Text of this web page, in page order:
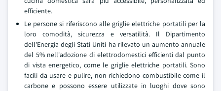
efficiente.
Le persone si riferiscono alle griglie elettriche portatili per la
loro comodità, sicurezza e versatilità. Il Dipartimento
dell'Energia degli Stati Uniti ha rilevato un aumento annuale
del 5% nell'adozione di elettrodomestici efficienti dal punto
di vista energetico, come le griglie elettriche portatili. Sono
facili da usare e pulire, non richiedono combustibile come il
carbone e possono essere utilizzate in luoghi dove sono